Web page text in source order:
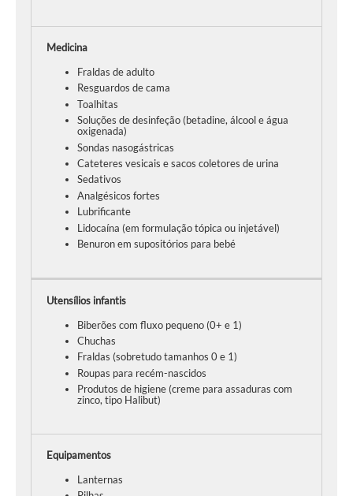
Medicina
Fraldas de adulto
Resguardos de cama
Toalhitas
Soluções de desinfeção (betadine, álcool e água
oxigenada)
Sondas nasogástricas
Cateteres vesicais e sacos coletores de urina
Sedativos
Analgésicos fortes
Lubrificante
Lidocaína (em formulação tópica ou injetável)
Benuron em supositórios para bebé
Utensílios infantis
Biberões com fluxo pequeno (0+ e 1)
Chuchas
Fraldas (sobretudo tamanhos 0 e 1)
Roupas para recém-nascidos
Produtos de higiene (creme para assaduras com
zinco, tipo Halibut)
Equipamentos
Lanternas